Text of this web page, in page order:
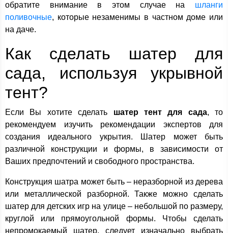
обратите внимание в этом случае на шланги
поливочные, которые незаменимы в частном доме или
на даче.
Как сделать шатер для
сада, используя укрывной
тент?
Если Вы хотите сделать шатер тент для сада, то
рекомендуем изучить рекомендации экспертов для
создания идеального укрытия. Шатер может быть
различной конструкции и формы, в зависимости от
Ваших предпочтений и свободного пространства.
Конструкция шатра может быть – неразборной из дерева
или металлической разборной. Также можно сделать
шатер для детских игр на улице – небольшой по размеру,
круглой или прямоугольной формы. Чтобы сделать
непромокаемый шатер, следует изначально выбрать